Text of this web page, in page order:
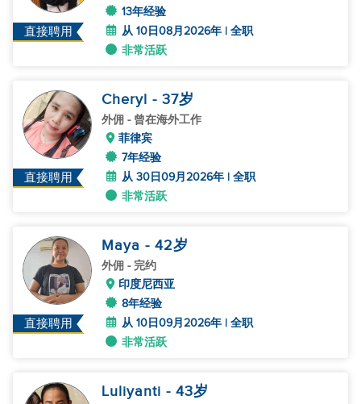
直接聘用
13年经验
从 10日08月2026年 | 全职
非常活跃
直接聘用
Cheryl - 37岁
外佣 - 曾在海外工作
菲律宾
7年经验
从 30日09月2026年 | 全职
非常活跃
直接聘用
Maya - 42岁
外佣 - 完约
印度尼西亚
8年经验
从 10日09月2026年 | 全职
非常活跃
Luliyanti - 43岁